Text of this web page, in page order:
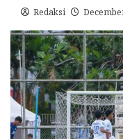
Redaksi